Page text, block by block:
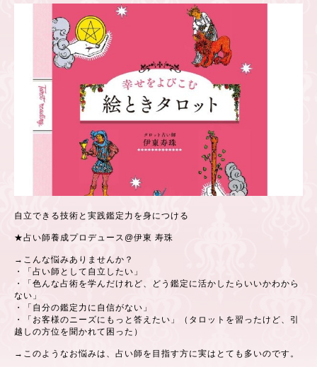
自立できる技術と実践鑑定力を身につける
★占い師養成プロデュース@伊東 寿珠
→こんな悩みありませんか？
・「占い師として自立したい」
・「色んな占術を学んだけれど、どう鑑定に活かしたらいいかわから
ない」
・「自分の鑑定力に自信がない」
・「お客様のニーズにもっと答えたい」（タロットを習ったけど、引
越しの方位を聞かれて困った）
→このようなお悩みは、占い師を目指す方に実はとても多いのです。